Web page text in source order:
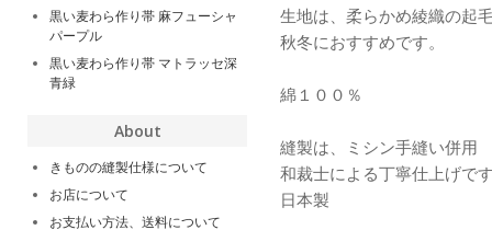
生地は、柔らかめ綾織の起
秋冬におすすめです。
綿１００％
縫製は、ミシン手縫い併用
和裁士による丁寧仕上げで
日本製
黒い麦わら作り帯 麻フューシャ
パープル
黒い麦わら作り帯 マトラッセ深
青緑
About
きものの縫製仕様について
お店について
お支払い方法、送料について